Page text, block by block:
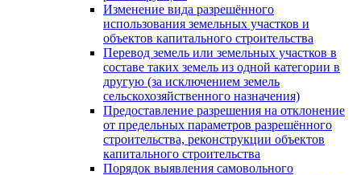
Изменение вида разрешённого
использования земельных участков и
объектов капитального строительства
Перевод земель или земельных участков в
составе таких земель из одной категории в
другую (за исключением земель
сельскохозяйственного назначения)
Предоставление разрешения на отклонение
от предельных параметров разрешённого
строительства, реконструкции объектов
капитального строительства
Порядок выявления самовольного